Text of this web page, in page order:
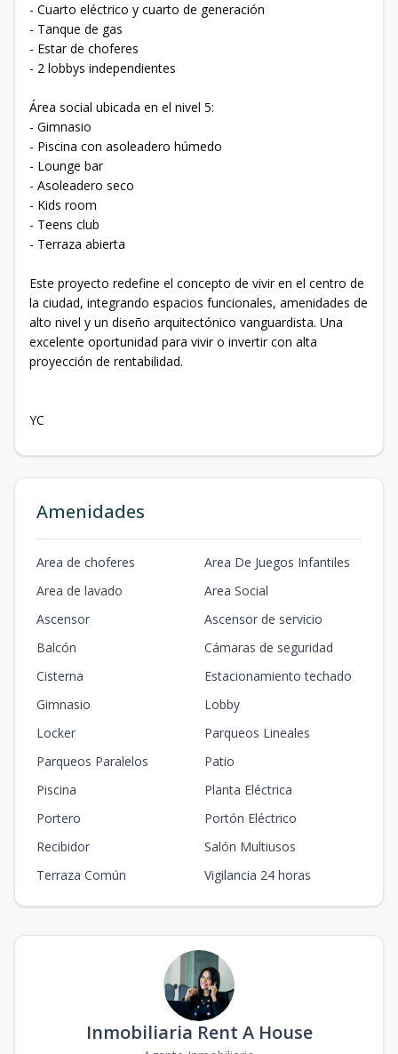
- Cuarto eléctrico y cuarto de generación
- Tanque de gas
- Estar de choferes
- 2 lobbys independientes
Área social ubicada en el nivel 5:
- Gimnasio
- Piscina con asoleadero húmedo
- Lounge bar
- Asoleadero seco
- Kids room
- Teens club
- Terraza abierta
Este proyecto redefine el concepto de vivir en el centro de
la ciudad, integrando espacios funcionales, amenidades de
alto nivel y un diseño arquitectónico vanguardista. Una
excelente oportunidad para vivir o invertir con alta
proyección de rentabilidad.
YC
Amenidades
Area de choferes
Area De Juegos Infantiles
Area de lavado
Area Social
Ascensor
Ascensor de servicio
Balcón
Cámaras de seguridad
Cisterna
Estacionamiento techado
Gimnasio
Lobby
Locker
Parqueos Lineales
Parqueos Paralelos
Patio
Piscina
Planta Eléctrica
Portero
Portón Eléctrico
Recibidor
Salón Multiusos
Terraza Común
Vigilancia 24 horas
Inmobiliaria Rent A House